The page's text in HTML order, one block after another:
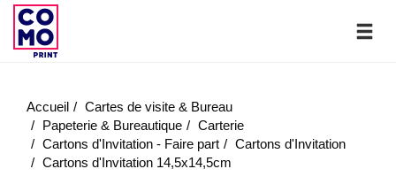
Accueil
Cartes de visite & Bureau
Papeterie & Bureautique
Carterie
Cartons d'Invitation - Faire part
Cartons d'Invitation
Cartons d'Invitation 14,5x14,5cm